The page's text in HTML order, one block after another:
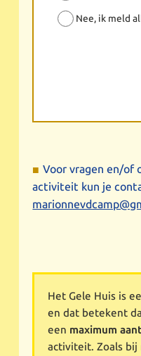
Nee, ik meld
Voor vragen en/of
activiteit kun je
Het Gele Huis is
en dat betekent
een maximum
activiteit. Zoals